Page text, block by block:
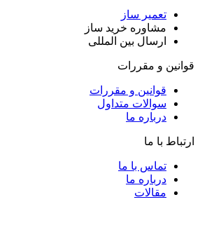
تعمیر ساز
مشاوره خرید ساز
ارسال بین المللی
قوانین و مقررات
قوانین و مقررات
سوالات متداول
درباره ما
ارتباط با ما
تماس با ما
درباره ما
مقالات